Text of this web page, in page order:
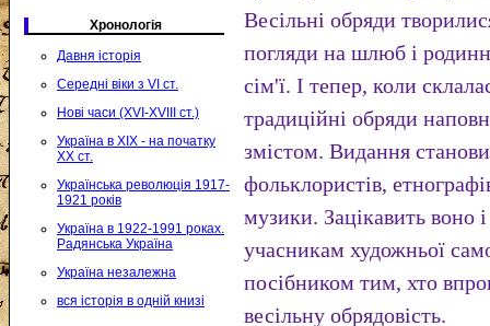
Хронологія
Давня історія
Середні віки з VI ст.
Нові часи (XVI-XVIII ст.)
Україна в XIX - на початку
XX ст.
Українська революція 1917-
1921 років
Україна в 1922-1991 роках.
Радянська Україна
Україна незалежна
вся історія в одній книзі
Весільні обряди
погляди на шлюб і
сім'ї. І тепер, коли
традиційні обряди
змістом. Видання
фольклористів,
музики. Зацікавить воно
учасникам художньої
посібником тим, хто
весільну обрядовість.